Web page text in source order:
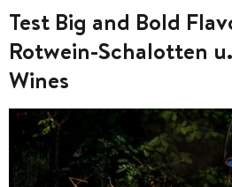
Test Big and Bold
Rotwein-Schalotten
Wines